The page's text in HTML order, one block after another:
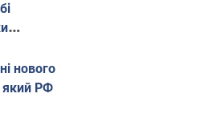
нового
який РФ